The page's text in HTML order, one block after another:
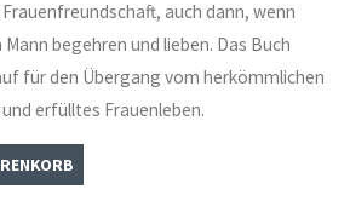
auch dann, wenn
begehren und lieben. Das Buch
für den Übergang vom herkömmlichen
erfülltes Frauenleben.